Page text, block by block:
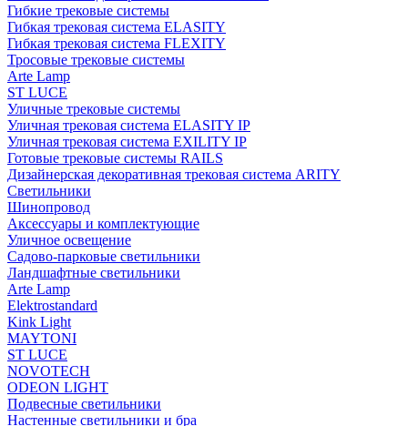
Гибкие трековые системы
Гибкая трековая система ELASITY
Гибкая трековая система FLEXITY
Тросовые трековые системы
Arte Lamp
ST LUCE
Уличные трековые системы
Уличная трековая система ELASITY IP
Уличная трековая система EXILITY IP
Готовые трековые системы RAILS
Дизайнерская декоративная трековая система ARITY
Светильники
Шинопровод
Аксессуары и комплектующие
Уличное освещение
Садово-парковые светильники
Ландшафтные светильники
Arte Lamp
Elektrostandard
Kink Light
MAYTONI
ST LUCE
NOVOTECH
ODEON LIGHT
Подвесные светильники
Настенные светильники и бра